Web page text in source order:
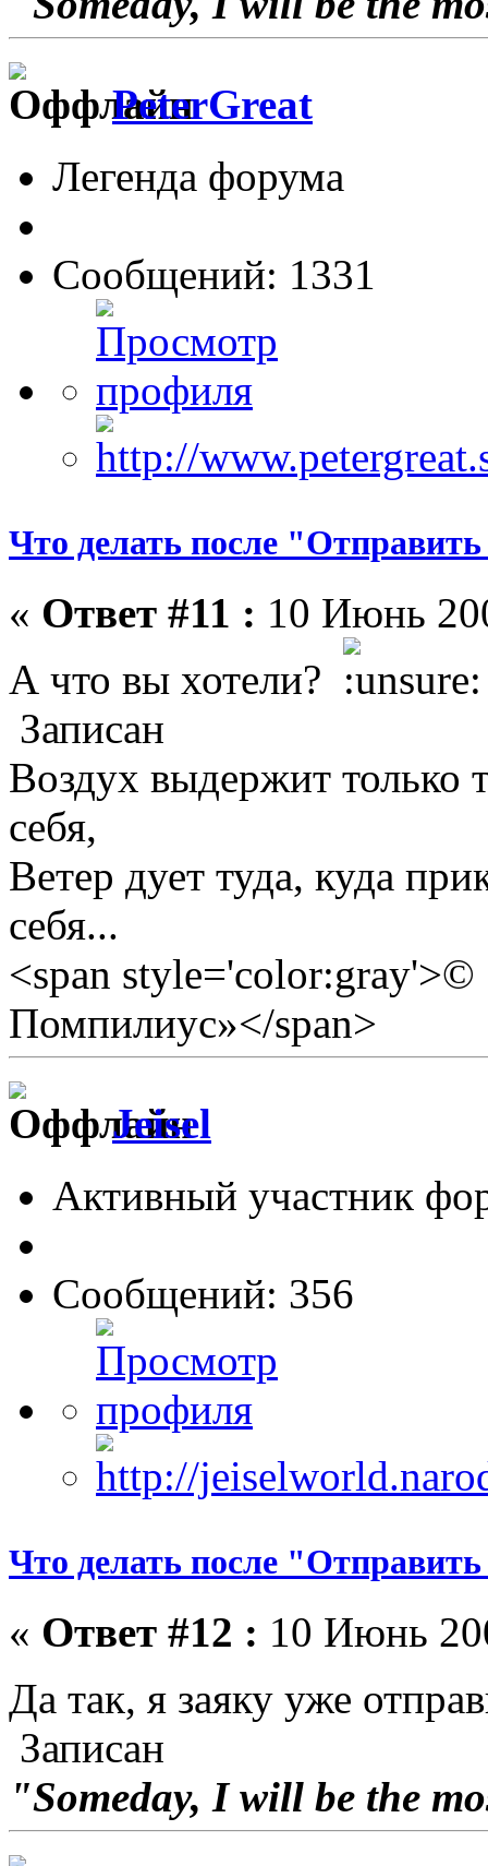
PeterGreat
Легенда форума
Сообщений: 1331
Что делать после
« Ответ #11 : 10 Июнь
А что вы хотели?
Записан
Воздух выдержит только
себя,
Ветер дует туда, куда
себя...
<span style='color:gray'>©
Помпилиус»</span>
Jeisel
Активный участник
Сообщений: 356
Что делать после
« Ответ #12 : 10 Июнь
Да так, я заяку уже
Записан
"Someday, I will be the